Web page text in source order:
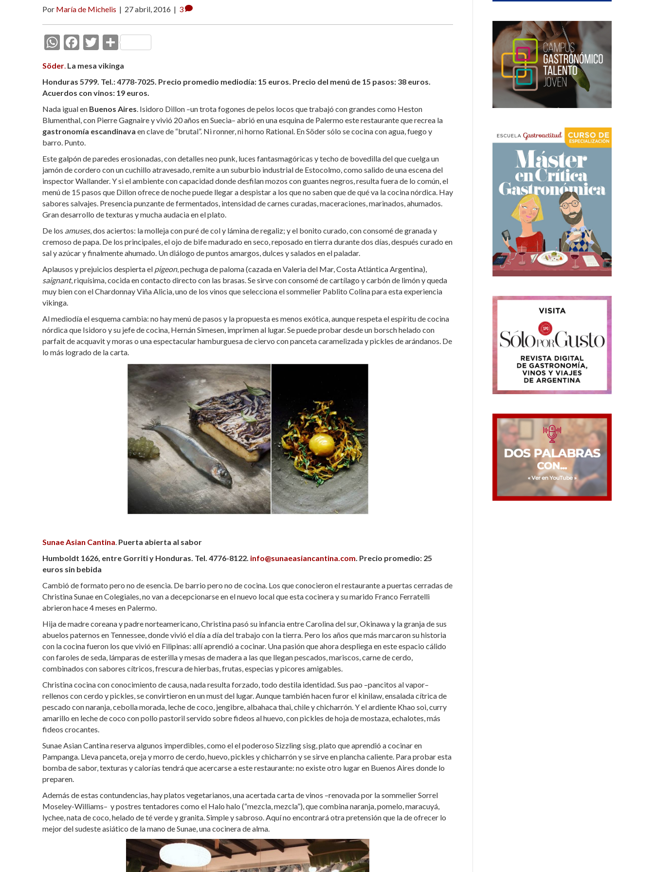
Por María de Michelis | 27 abril, 2016 | 3
W
at
s
A
p
p
F
e
b
o
o
k
T
itt
er
C
m
p
ar
ti
r
Söder. La mesa vikinga
Honduras 5799. Tel.: 4778-7025. Precio promedio mediodía: 15 euros. Precio del menú de 15 pasos: 38 euros.
Acuerdos con vinos: 19 euros.
Nada igual en Buenos Aires. Isidoro Dillon –un trota fogones de pelos locos que trabajó con grandes como Heston
Blumenthal, con Pierre Gagnaire y vivió 20 años en Suecia– abrió en una esquina de Palermo este restaurante que recrea la
gastronomía escandinava en clave de “brutal”. Ni ronner, ni horno Rational. En Söder sólo se cocina con agua, fuego y
barro. Punto.
Este galpón de paredes erosionadas, con detalles neo punk, luces fantasmagóricas y techo de bovedilla del que cuelga un
jamón de cordero con un cuchillo atravesado, remite a un suburbio industrial de Estocolmo, como salido de una escena del
inspector Wallander. Y si el ambiente con capacidad donde desfilan mozos con guantes negros, resulta fuera de lo común, el
menú de 15 pasos que Dillon ofrece de noche puede llegar a despistar a los que no saben que de qué va la cocina nórdica. Hay
sabores salvajes. Presencia punzante de fermentados, intensidad de carnes curadas, maceraciones, marinados, ahumados.
Gran desarrollo de texturas y mucha audacia en el plato.
De los amuses, dos aciertos: la molleja con puré de col y lámina de regaliz; y el bonito curado, con consomé de granada y
cremoso de papa. De los principales, el ojo de bife madurado en seco, reposado en tierra durante dos días, después curado en
sal y azúcar y finalmente ahumado. Un diálogo de puntos amargos, dulces y salados en el paladar.
Aplausos y prejuicios despierta el pigeon, pechuga de paloma (cazada en Valeria del Mar, Costa Atlántica Argentina),
saignant, riquísima, cocida en contacto directo con las brasas. Se sirve con consomé de cartílago y carbón de limón y queda
muy bien con el Chardonnay Viña Alicia, uno de los vinos que selecciona el sommelier Pablito Colina para esta experiencia
vikinga.
Al mediodía el esquema cambia: no hay menú de pasos y la propuesta es menos exótica, aunque respeta el espíritu de cocina
nórdica que Isidoro y su jefe de cocina, Hernán Simesen, imprimen al lugar. Se puede probar desde un borsch helado con
parfait de acquavit y moras o una espectacular hamburguesa de ciervo con panceta caramelizada y pickles de arándanos. De
lo más logrado de la carta.
Sunae Asian Cantina. Puerta abierta al sabor
Humboldt 1626, entre Gorriti y Honduras. Tel. 4776-8122. info@sunaeasiancantina.com. Precio promedio: 25
euros sin bebida
Cambió de formato pero no de esencia. De barrio pero no de cocina. Los que conocieron el restaurante a puertas cerradas de
Christina Sunae en Colegiales, no van a decepcionarse en el nuevo local que esta cocinera y su marido Franco Ferratelli
abrieron hace 4 meses en Palermo.
Hija de madre coreana y padre norteamericano, Christina pasó su infancia entre Carolina del sur, Okinawa y la granja de sus
abuelos paternos en Tennessee, donde vivió el día a día del trabajo con la tierra. Pero los años que más marcaron su historia
con la cocina fueron los que vivió en Filipinas: allí aprendió a cocinar. Una pasión que ahora despliega en este espacio cálido
con faroles de seda, lámparas de esterilla y mesas de madera a las que llegan pescados, mariscos, carne de cerdo,
combinados con sabores cítricos, frescura de hierbas, frutas, especias y picores amigables.
Christina cocina con conocimiento de causa, nada resulta forzado, todo destila identidad. Sus pao –pancitos al vapor–
rellenos con cerdo y pickles, se convirtieron en un must del lugar. Aunque también hacen furor el kinilaw, ensalada cítrica de
pescado con naranja, cebolla morada, leche de coco, jengibre, albahaca thai, chile y chicharrón. Y el ardiente Khao soi, curry
amarillo en leche de coco con pollo pastoril servido sobre fideos al huevo, con pickles de hoja de mostaza, echalotes, más
fideos crocantes.
Sunae Asian Cantina reserva algunos imperdibles, como el el poderoso Sizzling sisg, plato que aprendió a cocinar en
Pampanga. Lleva panceta, oreja y morro de cerdo, huevo, pickles y chicharrón y se sirve en plancha caliente. Para probar esta
bomba de sabor, texturas y calorías tendrá que acercarse a este restaurante: no existe otro lugar en Buenos Aires donde lo
preparen.
Además de estas contundencias, hay platos vegetarianos, una acertada carta de vinos –renovada por la sommelier Sorrel
Moseley-Williams– y postres tentadores como el Halo halo (“mezcla, mezcla”), que combina naranja, pomelo, maracuyá,
lychee, nata de coco, helado de té verde y granita. Simple y sabroso. Aquí no encontrará otra pretensión que la de ofrecer lo
mejor del sudeste asiático de la mano de Sunae, una cocinera de alma.